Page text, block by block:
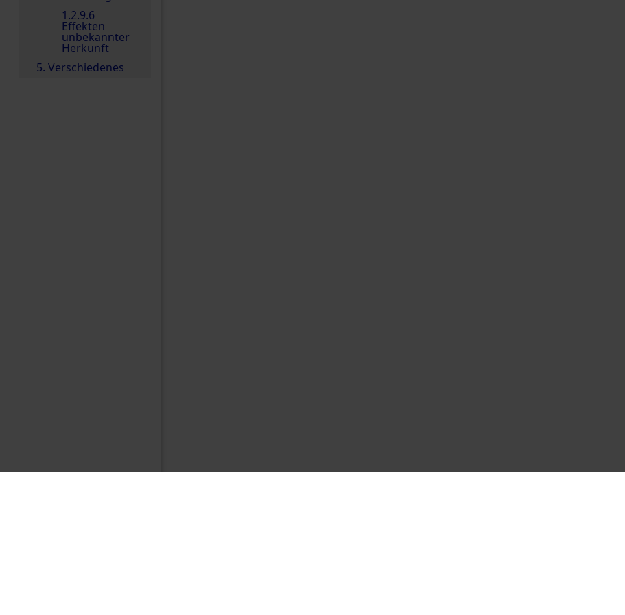
1.2.9.6
Effekten
unbekannter
Herkunft
5. Verschiedenes